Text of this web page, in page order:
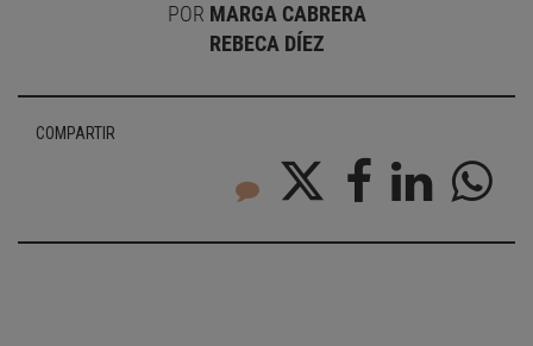
POR MARGA CABRERA
REBECA DÍEZ
COMPARTIR